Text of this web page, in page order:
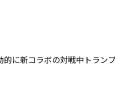
的に新コラボの対戦中トラン